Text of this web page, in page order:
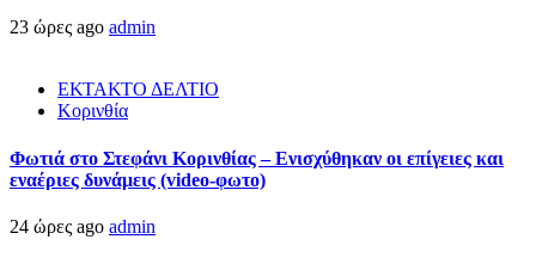
23 ώρες ago admin
ΕΚΤΑΚΤΟ ΔΕΛΤΙΟ
Κορινθία
Φωτιά στο Στεφάνι Κορινθίας – Ενισχύθηκαν οι επίγειες και
εναέριες δυνάμεις (video-φωτο)
24 ώρες ago admin